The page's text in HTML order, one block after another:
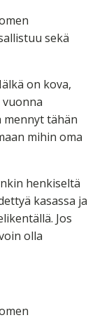
sekä
on kova,
mennyt tähän
mihin oma
henkiseltä
kasassa ja
Jos
olla